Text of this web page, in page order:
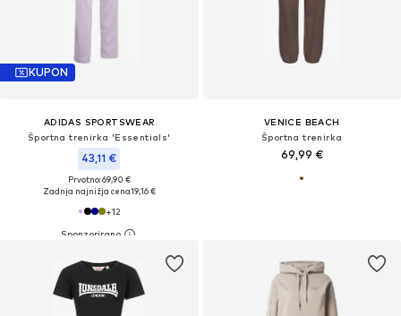
KUPON
ADIDAS SPORTSWEAR
Športna trenirka 'Essentials'
43,11 €
Prvotno: 69,90 €
Zadnja najnižja cena19,16 €
+12
VENICE BEACH
Športna trenirka
69,99 €